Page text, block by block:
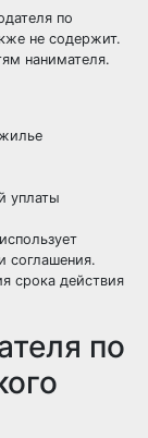
по
не содержит.
нанимателя.
уплаты
соглашения.
срока действия
по